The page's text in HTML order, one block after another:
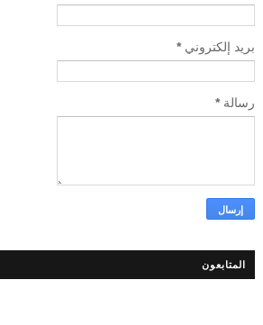
بريد إلكتروني*
رسالة*
المتابعون